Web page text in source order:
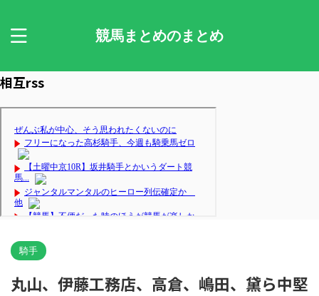
競馬まとめのまとめ
相互rss
騎手
丸山、伊藤工務店、高倉、嶋田、黛ら中堅